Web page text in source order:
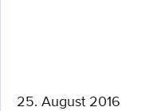
25. August 2016